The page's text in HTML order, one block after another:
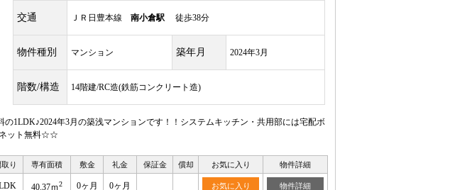
交通 ＪＲ日豊本線 南小倉駅 徒歩38分
物件種別 マンション 築年月 2024年3月
階数/構造 14階建/RC造(鉄筋コンクリート造)
1LDK♪2024年3月の築浅マンションです！！システムキッチン・共用部には宅配ボ
ット無料☆☆
り 専有面積 敷金 礼金 保証金 償却 お気に入り 物件詳細
40.37ｍ2 0ヶ月 0ヶ月 お気に入り 物件詳細